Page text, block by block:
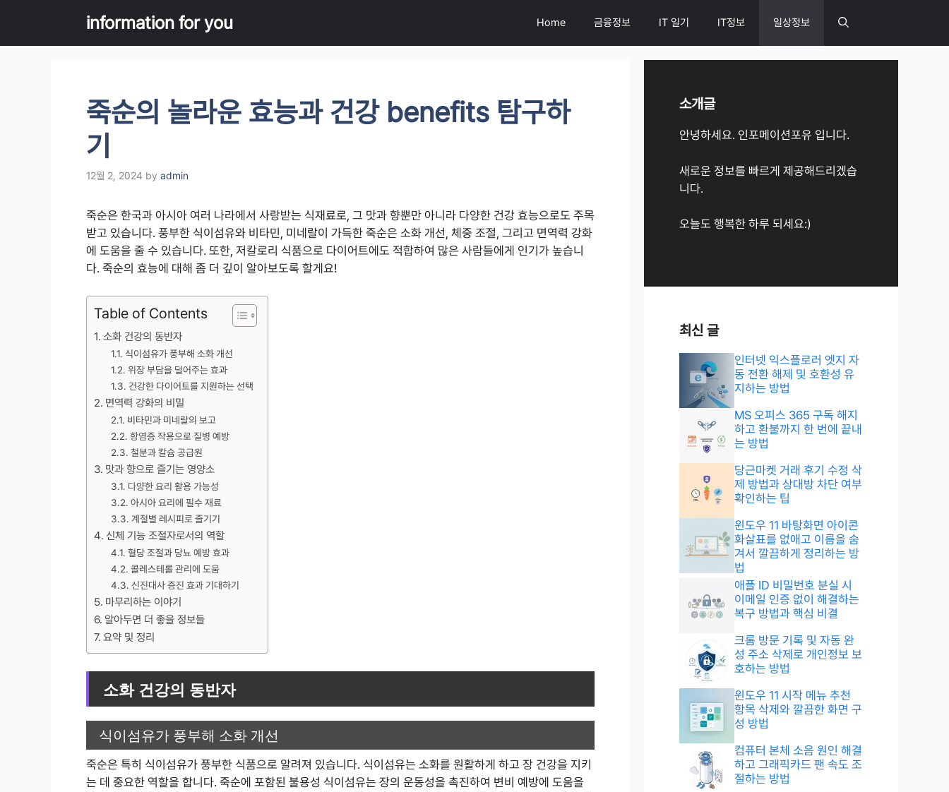
content
information for you Home 금융정보 IT 일기 IT정보 일상정보
죽순의 놀라운 효능과 건강 benefits 탐구하
기
12월 2, 2024 by admin
죽순은 한국과 아시아 여러 나라에서 사랑받는 식재료로, 그 맛과 향뿐만 아니라 다양한 건강 효능으로도 주목
받고 있습니다. 풍부한 식이섬유와 비타민, 미네랄이 가득한 죽순은 소화 개선, 체중 조절, 그리고 면역력 강화
에 도움을 줄 수 있습니다. 또한, 저칼로리 식품으로 다이어트에도 적합하여 많은 사람들에게 인기가 높습니
다. 죽순의 효능에 대해 좀 더 깊이 알아보도록 할게요!
Table of Contents
소화 건강의 동반자
식이섬유가 풍부해 소화 개선
위장 부담을 덜어주는 효과
건강한 다이어트를 지원하는 선택
면역력 강화의 비밀
비타민과 미네랄의 보고
항염증 작용으로 질병 예방
철분과 칼슘 공급원
맛과 향으로 즐기는 영양소
다양한 요리 활용 가능성
아시아 요리에 필수 재료
계절별 레시피로 즐기기
신체 기능 조절자로서의 역할
혈당 조절과 당뇨 예방 효과
콜레스테롤 관리에 도움
신진대사 증진 효과 기대하기
마무리하는 이야기
알아두면 더 좋을 정보들
요약 및 정리
소화 건강의 동반자
식이섬유가 풍부해 소화 개선
죽순은 특히 식이섬유가 풍부한 식품으로 알려져 있습니다. 식이섬유는 소화를 원활하게 하고 장 건강을 지키
는 데 중요한 역할을 합니다. 죽순에 포함된 불용성 식이섬유는 장의 운동성을 촉진하여 변비 예방에 도움을
소개글
안녕하세요. 인포메이션포유 입니다.
새로운 정보를 빠르게 제공해드리겠습
니다.
오늘도 행복한 하루 되세요:)
최신 글
인터넷 익스플로러 엣지 자
동 전환 해제 및 호환성 유
지하는 방법
MS 오피스 365 구독 해지
하고 환불까지 한 번에 끝내
는 방법
당근마켓 거래 후기 수정 삭
제 방법과 상대방 차단 여부
확인하는 팁
윈도우 11 바탕화면 아이콘
화살표를 없애고 이름을 숨
겨서 깔끔하게 정리하는 방
법
애플 ID 비밀번호 분실 시
이메일 인증 없이 해결하는
복구 방법과 핵심 비결
크롬 방문 기록 및 자동 완
성 주소 삭제로 개인정보 보
호하는 방법
윈도우 11 시작 메뉴 추천
항목 삭제와 깔끔한 화면 구
성 방법
컴퓨터 본체 소음 원인 해결
하고 그래픽카드 팬 속도 조
절하는 방법